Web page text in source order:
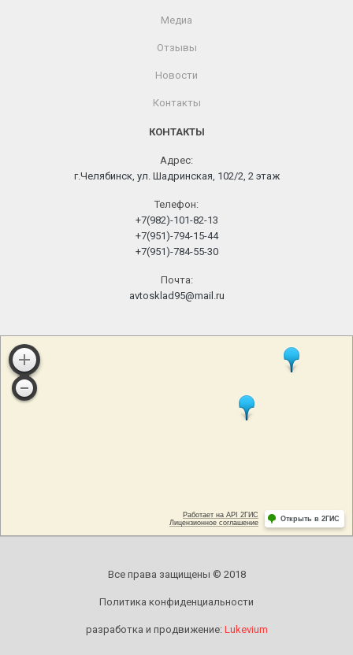
Медиа
Отзывы
Новости
Контакты
КОНТАКТЫ
Адрес:
г.Челябинск, ул. Шадринская, 102/2, 2 этаж
Телефон:
+7(982)-101-82-13
+7(951)-794-15-44
+7(951)-784-55-30
Почта:
avtosklad95@mail.ru
Все права защищены © 2018
Политика конфиденциальности
разработка и продвижение: Lukevium